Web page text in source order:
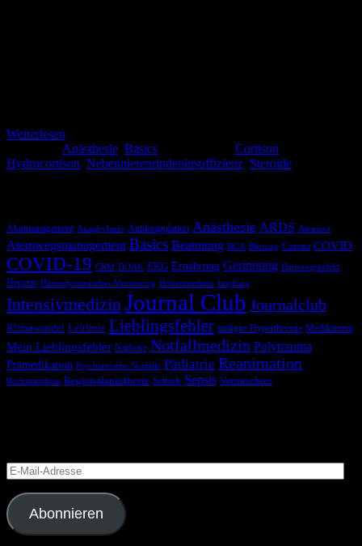
Weiterlesen
Anästhesie Basics Cortison
Hydrocortison Nebennierenrindeninsuffizienz Steroide
Akutmanagement Anaphylaxie Antikoagulation Anästhesie ARDS Atemnot
Atemwegsmanagement Basics Beatmung BGA Blutung Corona COVID
COVID-19 CRM DOAK EKG Ernährung Gerinnung Harnwegsinfekt
Heparin Hämodynamisches Monitoring Höhenmedizin Impfung
Intensivmedizin Journal Club Journalclub
Klimawandel Leitlinie Lieblingsfehler maligne Hyperthermie Medikament
Mein Lieblingsfehler Narkose Notfallmedizin Polytrauma
Prämedikation Psychiatrische Notfälle Pädiatrie Reanimation
Rechtsmedizin Regionalanästhesie Schock Sepsis Vermischtes
E-
Mail-
Adresse
Abonnieren